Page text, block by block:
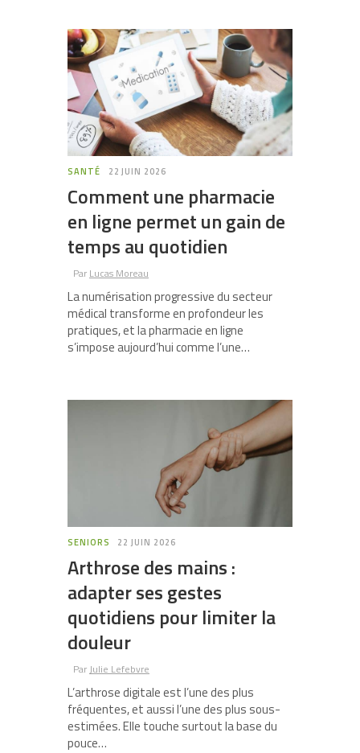
SANTÉ 22 JUIN 2026
Comment une pharmacie
en ligne permet un gain de
temps au quotidien
Par Lucas Moreau
La numérisation progressive du secteur
médical transforme en profondeur les
pratiques, et la pharmacie en ligne
s’impose aujourd’hui comme l’une…
SENIORS 22 JUIN 2026
Arthrose des mains :
adapter ses gestes
quotidiens pour limiter la
douleur
Par Julie Lefebvre
L’arthrose digitale est l’une des plus
fréquentes, et aussi l’une des plus sous-
estimées. Elle touche surtout la base du
pouce…